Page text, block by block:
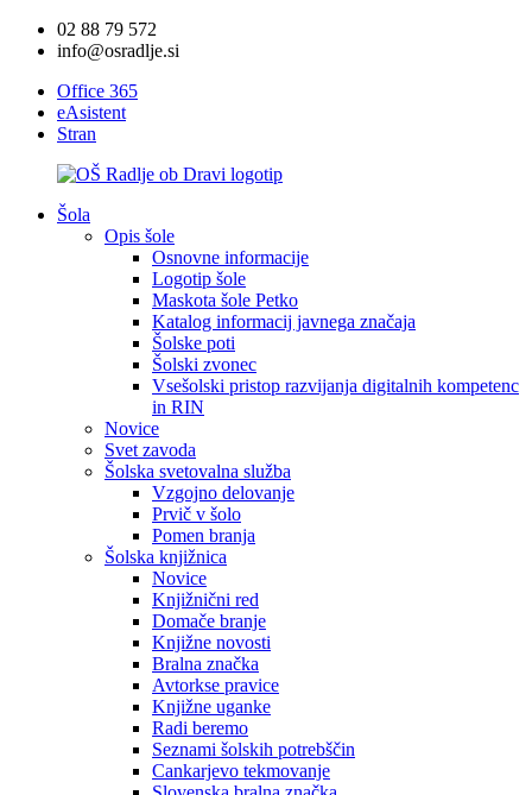
02 88 79 572
info@osradlje.si
Office 365
eAsistent
Stran
Šola
Opis šole
Osnovne informacije
Logotip šole
Maskota šole Petko
Katalog informacij javnega značaja
Šolske poti
Šolski zvonec
Vsešolski pristop razvijanja digitalnih kompetenc
in RIN
Novice
Svet zavoda
Šolska svetovalna služba
Vzgojno delovanje
Prvič v šolo
Pomen branja
Šolska knjižnica
Novice
Knjižnični red
Domače branje
Knjižne novosti
Bralna značka
Avtorkse pravice
Knjižne uganke
Radi beremo
Seznami šolskih potrebščin
Cankarjevo tekmovanje